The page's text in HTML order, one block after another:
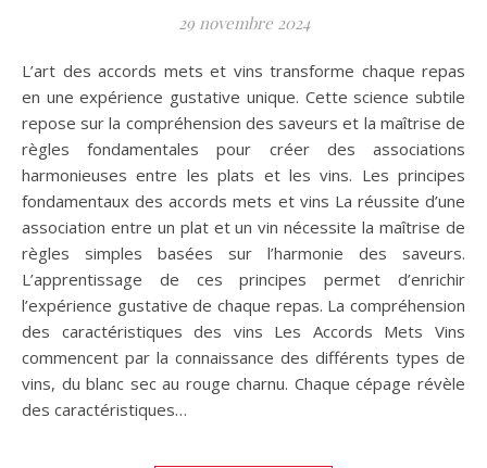
29 novembre 2024
L’art des accords mets et vins transforme chaque repas
en une expérience gustative unique. Cette science subtile
repose sur la compréhension des saveurs et la maîtrise de
règles fondamentales pour créer des associations
harmonieuses entre les plats et les vins. Les principes
fondamentaux des accords mets et vins La réussite d’une
association entre un plat et un vin nécessite la maîtrise de
règles simples basées sur l’harmonie des saveurs.
L’apprentissage de ces principes permet d’enrichir
l’expérience gustative de chaque repas. La compréhension
des caractéristiques des vins Les Accords Mets Vins
commencent par la connaissance des différents types de
vins, du blanc sec au rouge charnu. Chaque cépage révèle
des caractéristiques…